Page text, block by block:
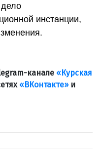
инстанции,
канале «Курская
«ВКонтакте»и